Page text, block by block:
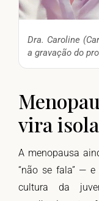
Dra. Caroline
a gravação do
vira
A menopausa
“não se fala” —
cultura da